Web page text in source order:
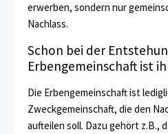
erwerben, sondern nur
Nachlass.
Schon bei der
Erbengemeinschaft ist
Die Erbengemeinschaft ist
Zweckgemeinschaft, die den
aufteilen soll. Dazu gehört z.B.,